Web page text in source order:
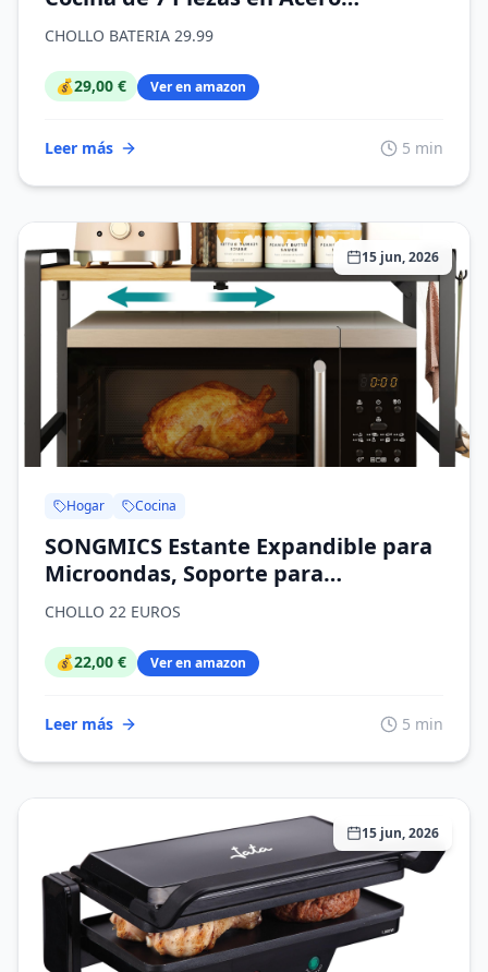
inoxidable con Bases de inducción y
CHOLLO BATERIA 29.99
💰29,00 € Ver en amazon
Leer más 5 min
15 jun, 2026
Hogar Cocina
SONGMICS Estante Expandible para
Microondas, Soporte para
Microondas, Anchura Ajustable 41,5-
4 Ganchos, Negro Tinta y Bambú
Claro KCS060B01
CHOLLO 22 EUROS
💰22,00 € Ver en amazon
Leer más 5 min
15 jun, 2026